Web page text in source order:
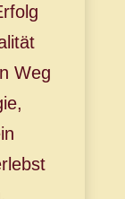
Weg